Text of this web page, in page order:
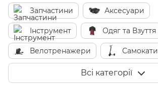
Запчастини Аксесуари
Інструмент Одяг та Взуття
Велотренажери Самокати
Всі категорії